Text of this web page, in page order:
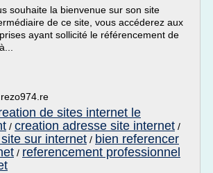
souhaite la bienvenue sur son site
de ce site, vous accéderez aux
ayant sollicité le référencement de
de sites internet le
/ creation adresse site internet /
sur internet / bien referencer
/ referencement professionnel